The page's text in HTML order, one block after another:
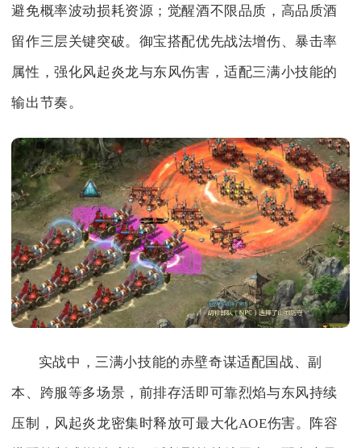
避免概率波动损耗资源；觉醒酒不限品质，高品质酒
留作三层关键突破。御宝搭配优先战法增伤、暴击率
属性，强化风起炎龙与东风伤害，适配三满小技能的
输出节奏。
实战中，三满小技能的赤壁奇谋适配国战、副
本、跨服等多场景，前排存活即可靠烈焰与东风持续
压制，风起炎龙密集时释放可最大化AOE伤害。阵容